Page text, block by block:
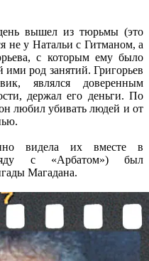
вышел из тюрьмы (это
не у Натальи с Гитманом, а
с которым ему было
ими род занятий. Григорьев
являлся доверенным
держал его деньги. По
любил убивать людей и от
видела их вместе в
с «Арбатом») был
Магадана.